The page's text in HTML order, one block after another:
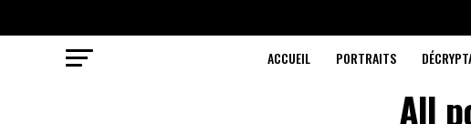
ACCUEIL PORTRAITS
All